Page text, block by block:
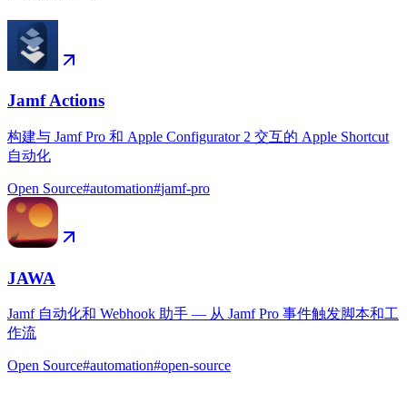
Jamf Actions
构建与 Jamf Pro 和 Apple Configurator 2 交互的 Apple Shortcut
自动化
Open Source#automation#jamf-pro
JAWA
Jamf 自动化和 Webhook 助手 — 从 Jamf Pro 事件触发脚本和工
作流
Open Source#automation#open-source